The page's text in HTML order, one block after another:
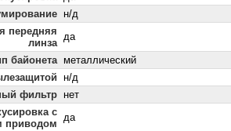
н/д
передняя
линза
да
байонета металлический
н/д
фильтр
нет
с
приводом
да